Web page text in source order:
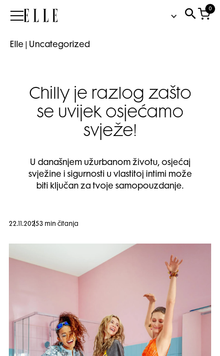
Elle
0
Elle Uncategorized
Chilly je razlog zašto
se uvijek osjećamo
svježe!
U današnjem užurbanom životu, osjećaj
svježine i sigurnosti u vlastitoj intimi može
biti ključan za tvoje samopouzdanje.
22.11.20253 min čitanja